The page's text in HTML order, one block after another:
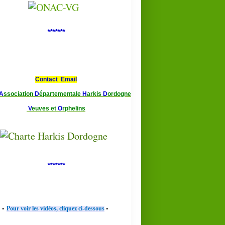
*******
Contact Email
ssociation Départementale Harkis Dordogne
Veuves et Orphelins
*******
- Pour voir les vidéos, cliquez ci-dessous -